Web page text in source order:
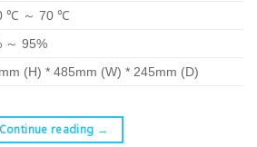
℃ ～ 70 ℃
～ 95%
(H) * 485mm (W) * 245mm (D)
Continue reading →